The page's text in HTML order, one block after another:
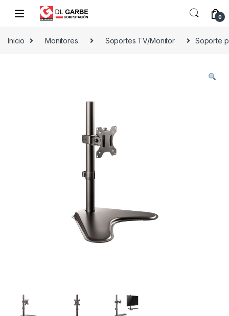
0
Inicio Monitores Soportes TV/Monitor Soporte